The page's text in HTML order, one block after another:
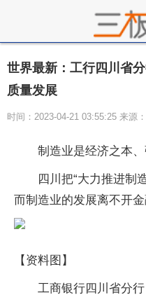
世界最新：工行四川省
质量发展
时间：2023-04-21 03:55:25 来源
制造业是经济之本、
四川把“大力推进制
而制造业的发展离不开金
【资料图】
工商银行四川省分